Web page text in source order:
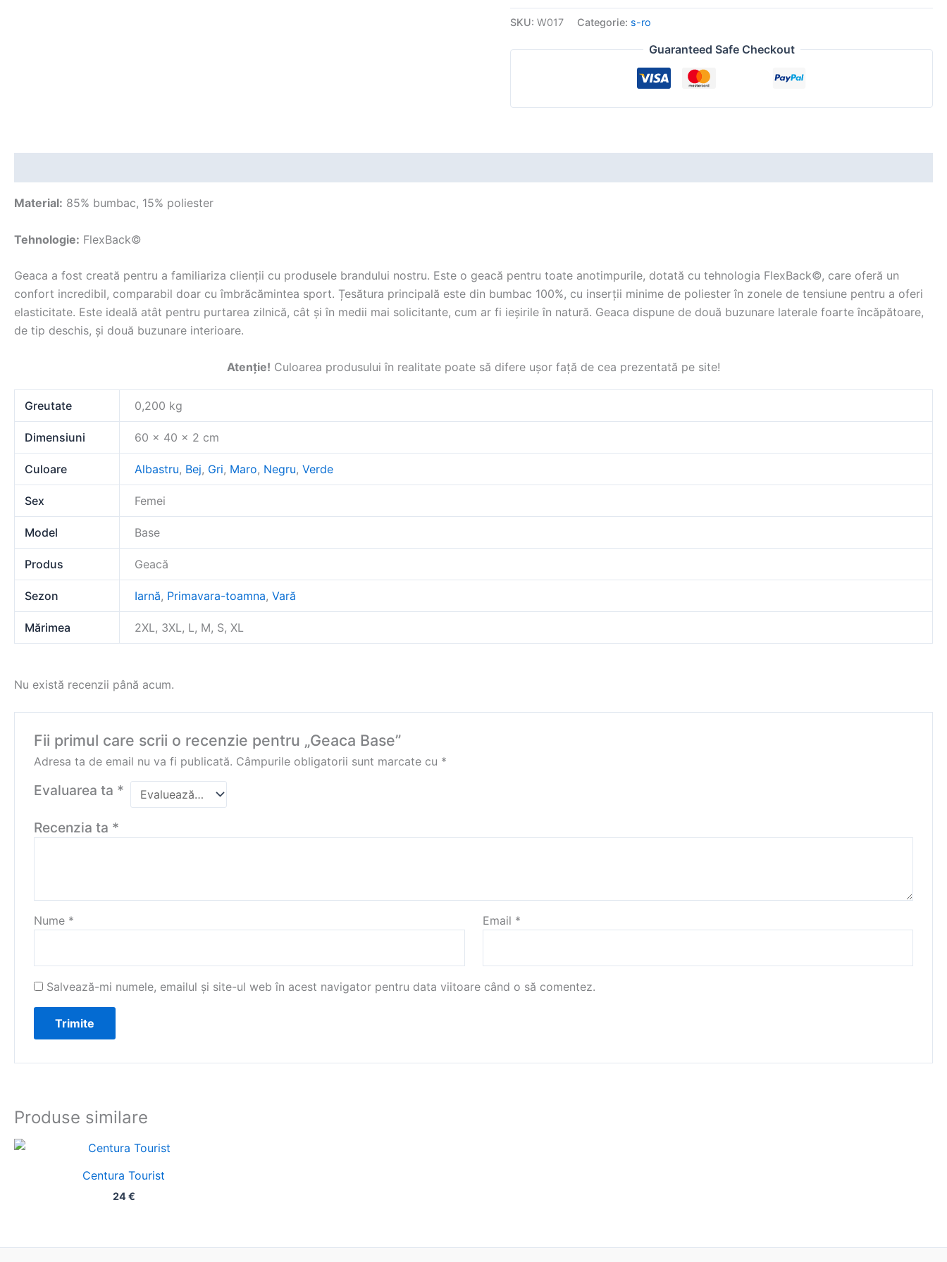
SKU:W017 Categorie: s-ro
Guaranteed Safe Checkout
Material: 85% bumbac, 15% poliester
Tehnologie: FlexBack©
Geaca a fost creată pentru a familiariza clienții cu produsele brandului nostru. Este o geacă pentru toate anotimpurile, dotată cu tehnologia FlexBack©, care oferă un
confort incredibil, comparabil doar cu îmbrăcămintea sport. Țesătura principală este din bumbac 100%, cu inserții minime de poliester în zonele de tensiune pentru a oferi
elasticitate. Este ideală atât pentru purtarea zilnică, cât și în medii mai solicitante, cum ar fi ieșirile în natură. Geaca dispune de două buzunare laterale foarte încăpătoare,
de tip deschis, și două buzunare interioare.
Atenție! Culoarea produsului în realitate poate să difere ușor față de cea prezentată pe site!
Greutate 0,200 kg
Dimensiuni 60 × 40 × 2 cm
Culoare Albastru, Bej, Gri, Maro, Negru,Verde
Sex Femei
Model Base
Produs Geacă
Sezon Iarnă, Primavara-toamna,Vară
Mărimea 2XL, 3XL, L, M, S, XL
Nu există recenzii până acum.
Fii primul care scrii o recenzie pentru „Geaca Base”
Adresa ta de email nu va fi publicată. Câmpurile obligatorii sunt marcate cu *
Evaluarea ta *
Recenzia ta *
Nume * Email *
Salvează-mi numele, emailul și site-ul web în acest navigator pentru data viitoare când o să comentez.
Produse similare
Centura Tourist
24€